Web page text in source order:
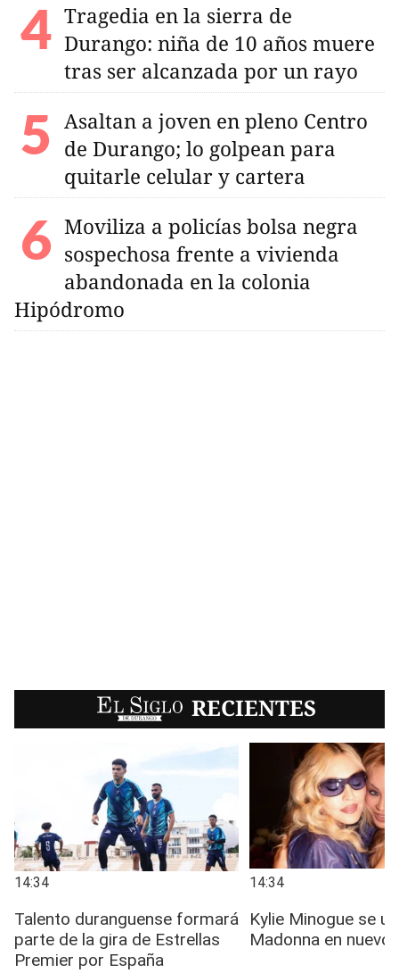
Tragedia en la sierra de
Durango: niña de 10 años muere
tras ser alcanzada por un rayo
Asaltan a joven en pleno Centro
de Durango; lo golpean para
quitarle celular y cartera
Moviliza a policías bolsa negra
sospechosa frente a vivienda
abandonada en la colonia
Hipódromo
EL SIGLO RECIENTES